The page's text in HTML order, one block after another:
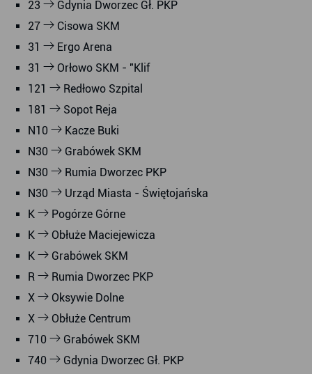
23
Gdynia Dworzec Gł. PKP
27
Cisowa SKM
31
Ergo Arena
31
Orłowo SKM - "Klif
121
Redłowo Szpital
181
Sopot Reja
N10
Kacze Buki
N30
Grabówek SKM
N30
Rumia Dworzec PKP
N30
Urząd Miasta - Świętojańska
K
Pogórze Górne
K
Obłuże Maciejewicza
K
Grabówek SKM
R
Rumia Dworzec PKP
X
Oksywie Dolne
X
Obłuże Centrum
710
Grabówek SKM
740
Gdynia Dworzec Gł. PKP